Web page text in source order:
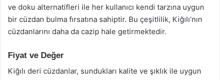
ve doku alternatifleri ile her kullanıcı kendi tarzına uygun
bir cüzdan bulma fırsatına sahiptir. Bu çeşitlilik, Kiğılı’nın
cüzdanlarını daha da cazip hale getirmektedir.
Fiyat ve Değer
Kiğılı deri cüzdanlar, sundukları kalite ve şıklık ile uygun